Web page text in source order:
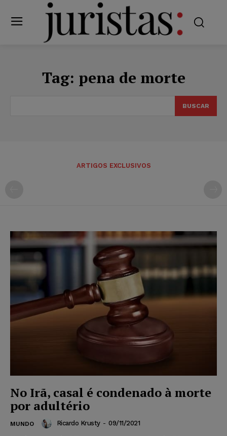
Tag: pena de morte
BUSCAR
ARTIGOS EXCLUSIVOS
No Irã, casal é condenado à morte
por adultério
MUNDO Ricardo Krusty - 09/11/2021